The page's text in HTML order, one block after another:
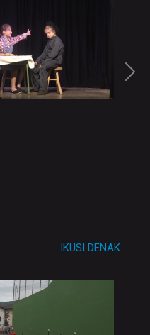
IKUSI DENAK